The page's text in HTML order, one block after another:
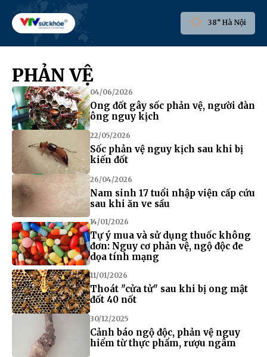
38° Hà Nội
PHẢN VỆ
04/06/2026
Ong đốt gây sốc phản vệ, người đàn
ông nguy kịch
22/05/2026
Sốc phản vệ nguy kịch sau khi bị
kiến đốt
26/04/2026
Nam sinh 17 tuổi nhập viện cấp cứu
sau khi ăn ve sầu
14/01/2026
Tự ý mua và sử dụng thuốc không
đơn: Nguy cơ phản vệ, ngộ độc đe
dọa tính mạng
11/01/2026
Thoát "cửa tử" sau khi bị ong mật
đốt 40 nốt
30/12/2025
Cảnh báo ngộ độc, phản vệ nguy
hiểm từ thực phẩm, rượu ngâm